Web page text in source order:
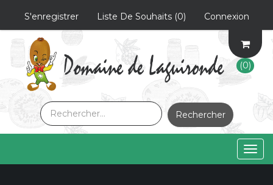
S'enregistrer Liste De Souhaits (0) Connexion
(0)
Rechercher